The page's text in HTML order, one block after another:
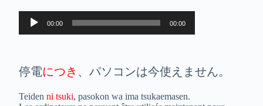
Lecteur
audio
00:00 00:00
停電につき 、パソコンは今使えません。
Teidenni tsuki, pasokon wa ima tsukaemasen.